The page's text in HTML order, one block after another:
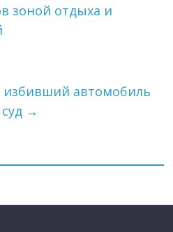
зоной отдыха и
автомобиль
→